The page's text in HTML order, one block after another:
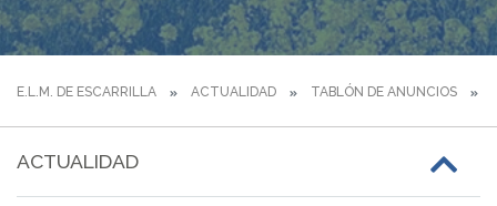
E.L.M. DE ESCARRILLA ACTUALIDAD TABLÓN DE ANUNCIOS
ACTUALIDAD